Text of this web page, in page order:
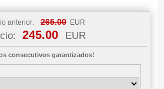
anterior: 265.00 EUR
245.00 EUR
consecutivos garantizados!